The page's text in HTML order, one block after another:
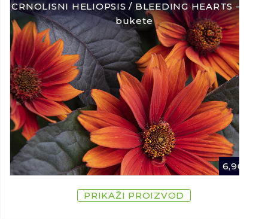
CRNOLISNI HELIOPSIS / BLEEDING HEARTS – Za
bukete
6,90
PRIKAŽI PROIZVOD